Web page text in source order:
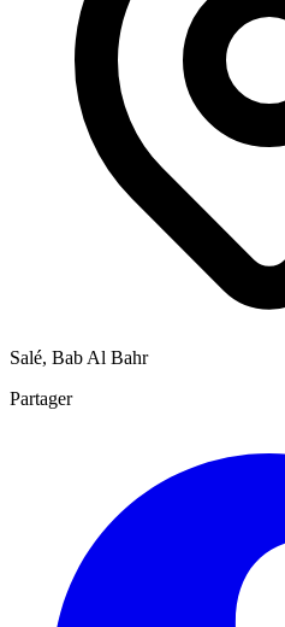
Salé, Bab Al Bahr
Partager